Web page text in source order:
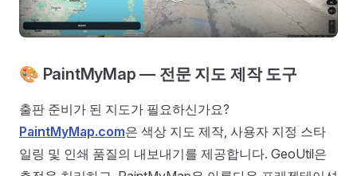
🎨 PaintMyMap — 전문 지도 제작 도구
출판 준비가 된 지도가 필요하신가요?
PaintMyMap.com은 색상 지도 제작, 사용자 지정 스타
일링 및 인쇄 품질의 내보내기를 제공합니다. GeoUtil은